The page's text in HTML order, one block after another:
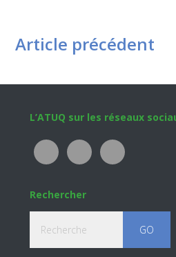
Article précédent
Footer
L’ATUQ sur les réseaux
Rechercher